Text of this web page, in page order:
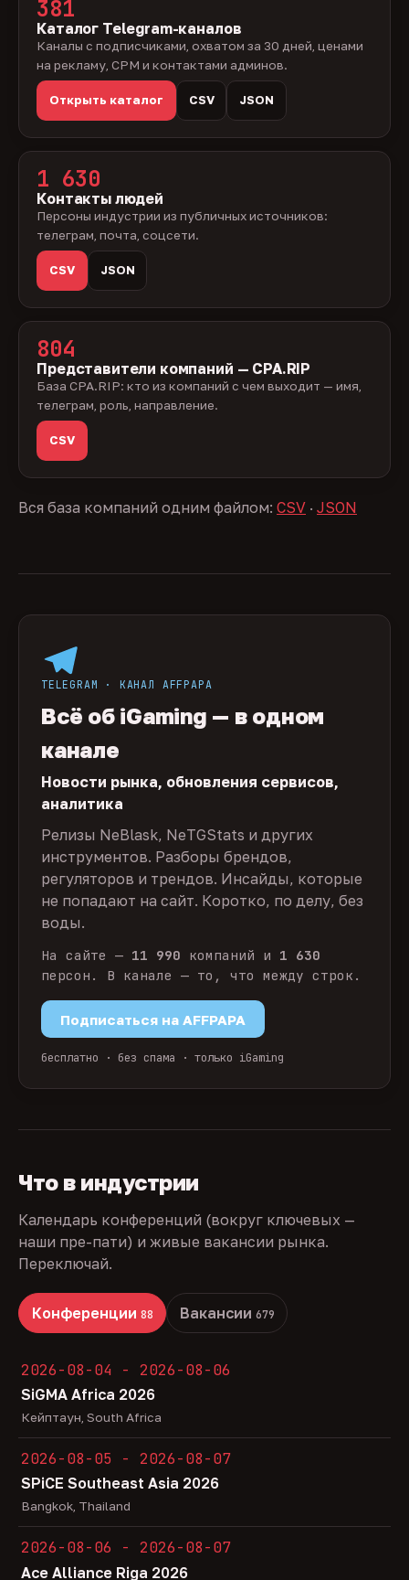
381
Каталог Telegram-каналов
Каналы с подписчиками, охватом за 30 дней, ценами
на рекламу, CPM и контактами админов.
Открыть каталог CSV JSON
1 630
Контакты людей
Персоны индустрии из публичных источников:
телеграм, почта, соцсети.
CSV JSON
804
Представители компаний — CPA.RIP
База CPA.RIP: кто из компаний с чем выходит — имя,
телеграм, роль, направление.
CSV
Вся база компаний одним файлом: CSV · JSON
TELEGRAM · КАНАЛ AFFPAPA
Всё об iGaming — в одном
канале
Новости рынка, обновления сервисов,
аналитика
Релизы NeBlask, NeTGStats и других
инструментов. Разборы брендов,
регуляторов и трендов. Инсайды, которые
не попадают на сайт. Коротко, по делу, без
воды.
На сайте — 11 990 компаний и 1 630
персон. В канале — то, что между строк.
Подписаться на AFFPAPA
бесплатно · без спама · только iGaming
Что в индустрии
Календарь конференций (вокруг ключевых —
наши пре-пати) и живые вакансии рынка.
Переключай.
Конференции 88 Вакансии 679
2026-08-04 - 2026-08-06
SiGMA Africa 2026
Кейптаун, South Africa
2026-08-05 - 2026-08-07
SPiCE Southeast Asia 2026
Bangkok, Thailand
2026-08-06 - 2026-08-07
Ace Alliance Riga 2026